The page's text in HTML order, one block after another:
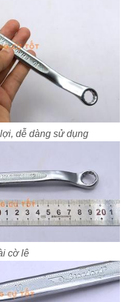
dễ dàng sử dụng
cờ lê